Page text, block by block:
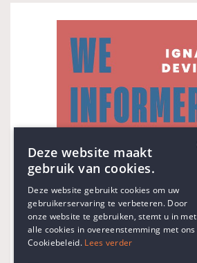
DUTCH
Deze website maakt
gebruik van cookies.
Deze website gebruikt cookies om uw
gebruikerservaring te verbeteren. Door
onze website te gebruiken, stemt u in met
alle cookies in overeenstemming met ons
Cookiebeleid. Lees verder